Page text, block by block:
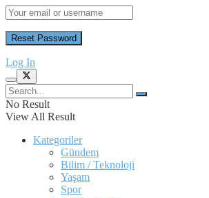
Log In
No Result
View All Result
Kategoriler
Gündem
Bilim / Teknoloji
Yaşam
Spor